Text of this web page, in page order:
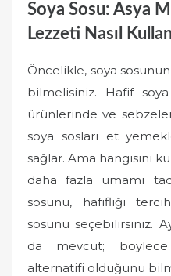
Soya Sosu: Asya
Lezzeti Nasıl
Öncelikle, soya
bilmelisiniz. Hafif
ürünlerinde ve
soya sosları et
sağlar. Ama hangisini
daha fazla umami
sosunu, hafifliği
sosunu seçebilirsiniz.
da mevcut;
alternatifi olduğunu